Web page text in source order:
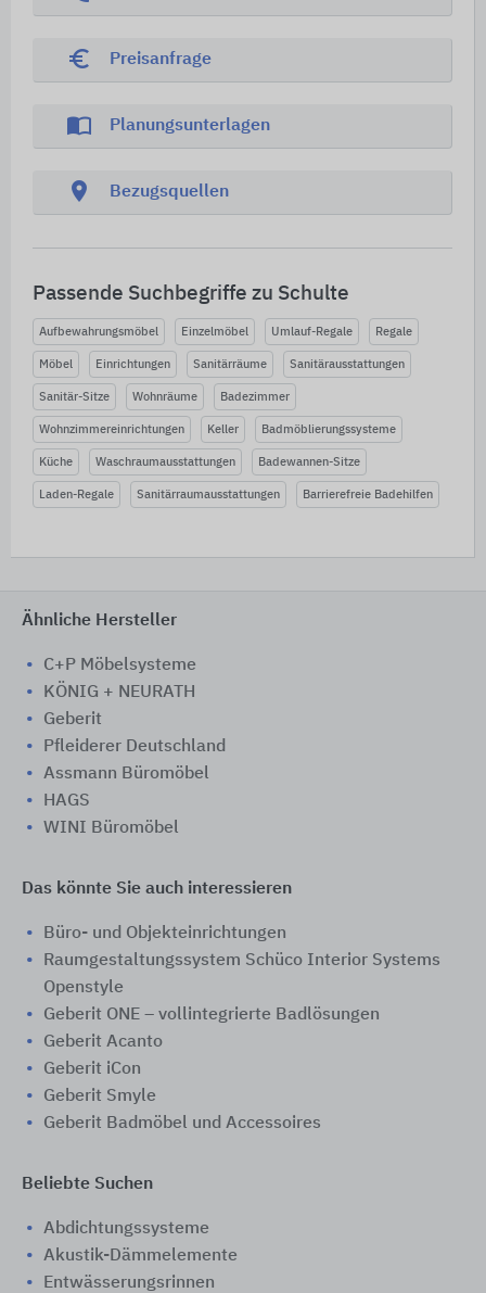
euro_symbol Preisanfrage
import_contacts Planungsunterlagen
location_on Bezugsquellen
Passende Suchbegriffe zu Schulte
Aufbewahrungsmöbel Einzelmöbel Umlauf-Regale Regale
Möbel Einrichtungen Sanitärräume Sanitärausstattungen
Sanitär-Sitze Wohnräume Badezimmer
Wohnzimmereinrichtungen Keller Badmöblierungssysteme
Küche Waschraumausstattungen Badewannen-Sitze
Laden-Regale Sanitärraumausstattungen Barrierefreie Badehilfen
Ähnliche Hersteller
C+P Möbelsysteme
KÖNIG + NEURATH
Geberit
Pfleiderer Deutschland
Assmann Büromöbel
HAGS
WINI Büromöbel
Das könnte Sie auch interessieren
Büro- und Objekteinrichtungen
Raumgestaltungssystem Schüco Interior Systems
Openstyle
Geberit ONE – vollintegrierte Badlösungen
Geberit Acanto
Geberit iCon
Geberit Smyle
Geberit Badmöbel und Accessoires
Beliebte Suchen
Abdichtungssysteme
Akustik-Dämmelemente
Entwässerungsrinnen